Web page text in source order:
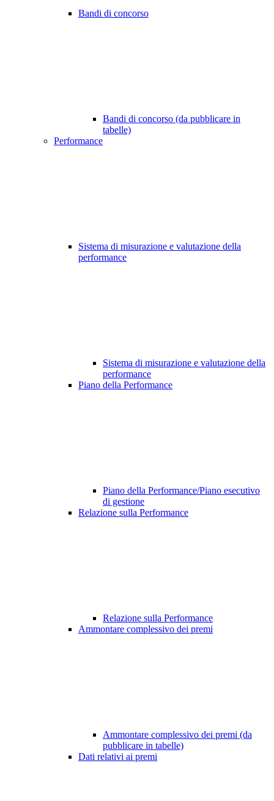
Bandi di concorso
Bandi di concorso (da pubblicare in
tabelle)
Performance
Sistema di misurazione e valutazione della
performance
Sistema di misurazione e valutazione della
performance
Piano della Performance
Piano della Performance/Piano esecutivo
di gestione
Relazione sulla Performance
Relazione sulla Performance
Ammontare complessivo dei premi
Ammontare complessivo dei premi (da
pubblicare in tabelle)
Dati relativi ai premi